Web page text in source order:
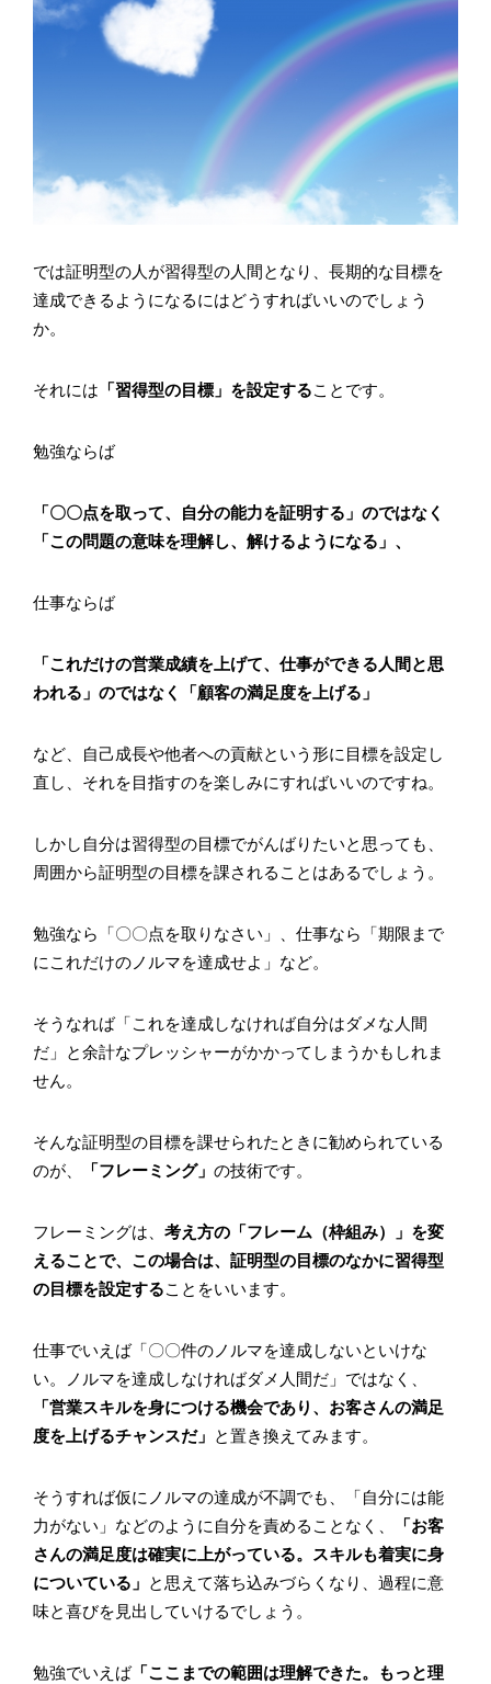
では証明型の人が習得型の人間となり、長期的な目標を
達成できるようになるにはどうすればいいのでしょう
か。
それには 「習得型の目標」を設定することです。
勉強ならば
「〇〇点を取って、自分の能力を証明する」のではなく
「この問題の意味を理解し、解けるようになる」、
仕事ならば
「これだけの営業成績を上げて、仕事ができる人間と思
われる」のではなく「顧客の満足度を上げる」
など、自己成長や他者への貢献という形に目標を設定し
直し、それを目指すのを楽しみにすればいいのですね。
しかし自分は習得型の目標でがんばりたいと思っても、
周囲から証明型の目標を課されることはあるでしょう。
勉強なら「〇〇点を取りなさい」、仕事なら「期限まで
にこれだけのノルマを達成せよ」など。
そうなれば「これを達成しなければ自分はダメな人間
だ」と余計なプレッシャーがかかってしまうかもしれま
せん。
そんな証明型の目標を課せられたときに勧められている
のが、
「フレーミング」 の技術です。
フレーミングは、 考え方の「フレーム（枠組み）」を変
えることで、この場合は、証明型の目標のなかに習得型
の目標を設定することをいいます。
仕事でいえば「〇〇件のノルマを達成しないといけな
い。ノルマを達成しなければダメ人間だ」ではなく、
「営業スキルを身につける機会であり、お客さんの満足
度を上げるチャンスだ」 と置き換えてみます。
そうすれば仮にノルマの達成が不調でも、「自分には能
力がない」などのように自分を責めることなく、
「お客
さんの満足度は確実に上がっている。スキルも着実に身
についている」 と思えて落ち込みづらくなり、過程に意
味と喜びを見出していけるでしょう。
勉強でいえば「ここまでの範囲は理解できた。もっと理